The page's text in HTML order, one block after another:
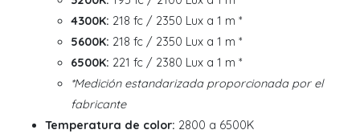
4300K: 218 fc / 2350 Lux a 1 m *
5600K: 218 fc / 2350 Lux a 1 m *
6500K: 221 fc / 2380 Lux a 1 m *
*Medición estandarizada proporcionada por el
fabricante
Temperatura de color: 2800 a 6500K